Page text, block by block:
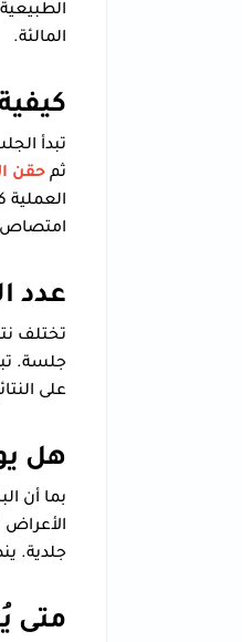
المالئة.
تبدأ
ثم حقن
العملية كلها ما بين 30 إلى
امتصاص
عدد
تختلف
جلسة.
على النتائج،
هل
بما أن
الأعراض
جلدية.
متى